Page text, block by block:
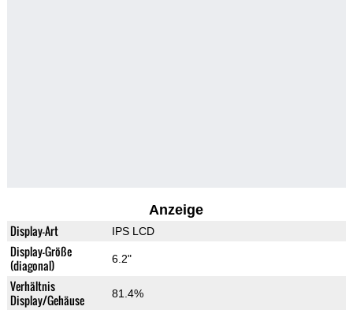
Anzeige
Display-Art IPS LCD
Display-Größe
(diagonal)
6.2"
Verhältnis
Display/Gehäuse
81.4%